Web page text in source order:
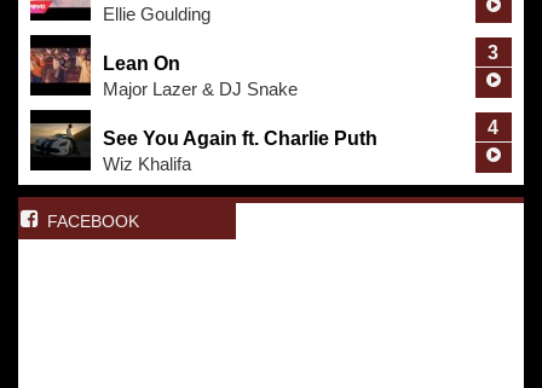
Ellie Goulding
Lean On
Major Lazer & DJ Snake
3
See You Again ft. Charlie Puth
Wiz Khalifa
4
FACEBOOK